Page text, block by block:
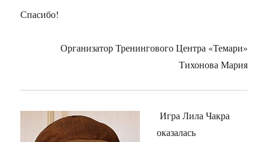
Спасибо!
Организатор Тренингового Центра «Темари»
Тихонова Мария
Игра Лила Чакра
оказалась